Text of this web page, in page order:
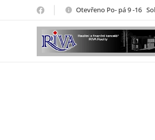
Otevřeno Po- pá 9 -16